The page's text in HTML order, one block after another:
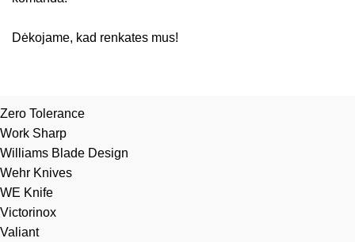
Dėkojame, kad renkates mus!
Zero Tolerance
Work Sharp
Williams Blade Design
Wehr Knives
WE Knife
Victorinox
Valiant